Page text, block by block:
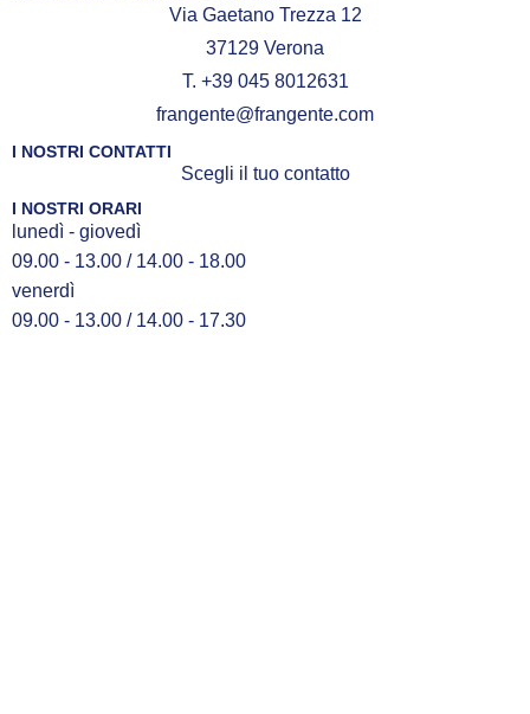
Via Gaetano Trezza 12
37129 Verona
T. +39 045 8012631
frangente@frangente.com
I NOSTRI CONTATTI
Scegli il tuo contatto
I NOSTRI ORARI
lunedì - giovedì
09.00 - 13.00 / 14.00 - 18.00
venerdì
09.00 - 13.00 / 14.00 - 17.30